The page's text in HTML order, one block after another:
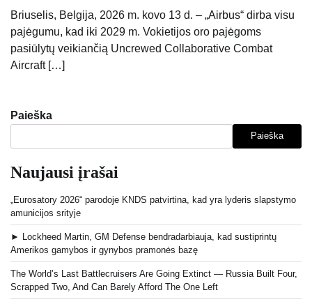
Briuselis, Belgija, 2026 m. kovo 13 d. – „Airbus“ dirba visu
pajėgumu, kad iki 2029 m. Vokietijos oro pajėgoms
pasiūlytų veikiančią Uncrewed Collaborative Combat
Aircraft […]
Paieška
Paieška
Naujausi įrašai
„Eurosatory 2026“ parodoje KNDS patvirtina, kad yra lyderis slapstymo
amunicijos srityje
► Lockheed Martin, GM Defense bendradarbiauja, kad sustiprintų
Amerikos gamybos ir gynybos pramonės bazę
The World’s Last Battlecruisers Are Going Extinct — Russia Built Four,
Scrapped Two, And Can Barely Afford The One Left